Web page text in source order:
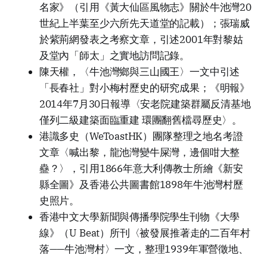
名家》（引用《黃大仙區風物志》關於牛池灣20
世紀上半葉至少六所先天道堂的記載）；張瑞威
於紫荊網發表之考察文章，引述2001年對黎姑
及堂內「師太」之實地訪問記錄。
陳天權，〈牛池灣鄉與三山國王〉一文中引述
「長春社」對小梅村歷史的研究成果；《明報》
2014年7月30日報導〈安老院建築群屬反清基地
僅列二級建築面臨重建 環團翻舊檔尋歷史〉。
港識多史（WeToastHK）團隊整理之地名考證
文章〈喊出黎，龍池灣變牛屎灣，邊個咁大整
蠱？〉，引用1866年意大利傳教士所繪《新安
縣全圖》及香港公共圖書館1898年牛池灣村歷
史照片。
香港中文大學新聞與傳播學院學生刊物《大學
線》（U Beat）所刊〈被發展推著走的二百年村
落——牛池灣村〉一文，整理1939年軍營徵地、